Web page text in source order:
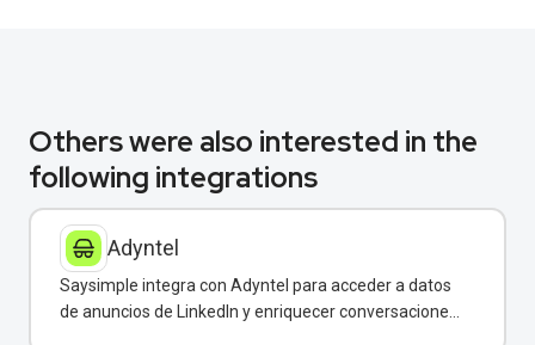
Others were also interested in the
following integrations
Adyntel
Saysimple integra con Adyntel para acceder a datos
de anuncios de LinkedIn y enriquecer conversaciones